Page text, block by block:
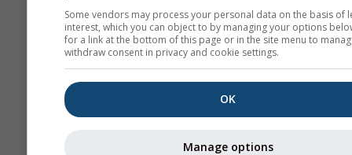
Some vendors may process your personal data on the basis of
interest, which you can object to by managing your options
for a link at the bottom of this page or in the site menu to
withdraw consent in privacy and cookie settings.
OK
Manage options